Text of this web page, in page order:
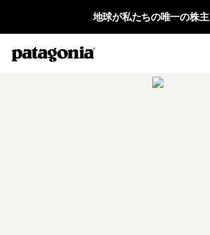
地球が私たちの唯一の株主